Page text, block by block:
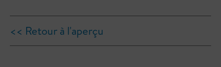
<< Retour à l'aperçu